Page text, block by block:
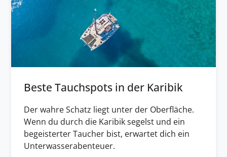
Beste Tauchspots in der Karibik
Der wahre Schatz liegt unter der Oberfläche.
Wenn du durch die Karibik segelst und ein
begeisterter Taucher bist, erwartet dich ein
Unterwasserabenteuer.